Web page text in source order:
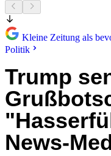
Kleine Zeitung als
Politik
Trump
News-